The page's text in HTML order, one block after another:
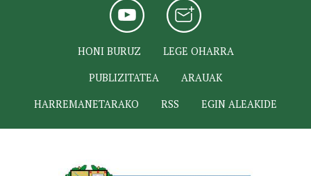
HONI BURUZ
LEGE OHARRA
PUBLIZITATEA
ARAUAK
HARREMANETARAKO
RSS EGIN ALEAKIDE